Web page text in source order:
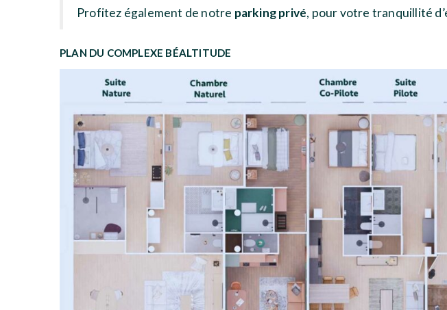
Profitez également de notre parking privé, pour votre tranquillité
PLAN DU COMPLEXE BÉALTITUDE